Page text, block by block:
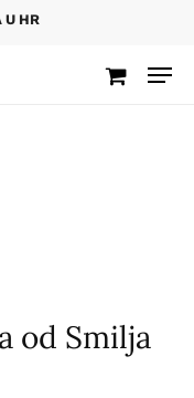
U HR
od Smilja